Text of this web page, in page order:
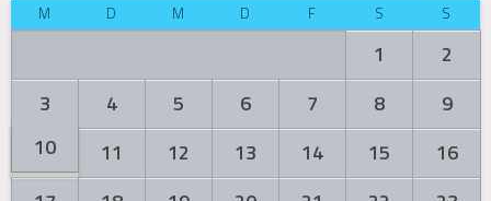
M D M D F S S
1
2
3
4 5 6 7 8
9
10
11 12 13 14 15
16